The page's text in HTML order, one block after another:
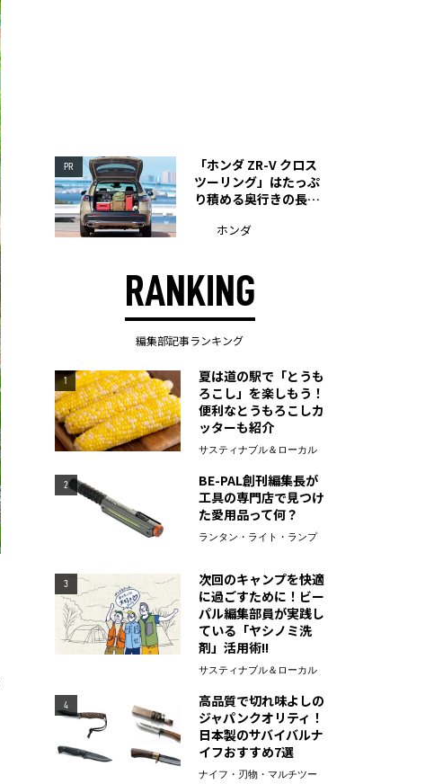
PR
「ホンダ ZR-V クロス
ツーリング」はたっぷ
り積める奥行きの長い
ホンダ
RANKING
編集部記事ランキング
1
夏は道の駅で「とうも
ろこし」を楽しもう！
便利なとうもろこしカ
ッターも紹介
サスティナブル＆ローカル
2
BE-PAL創刊編集長が
工具の専門店で見つけ
た愛用品って何？
ランタン・ライト・ランプ
3
次回のキャンプを快適
に過ごすために！ビー
パル編集部員が実践し
ている「ヤシノミ洗
剤」活用術!!
サスティナブル＆ローカル
4
高品質で切れ味よしの
ジャパンクオリティ！
日本製のサバイバルナ
イフおすすめ7選
ナイフ・刃物・マルチツー